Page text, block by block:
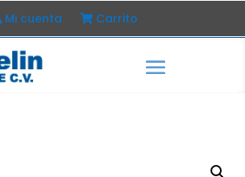
Mi cuenta Carrito